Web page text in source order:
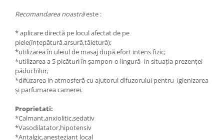
Recomandarea noastrăeste :
* aplicare directă pe locul afectat de pe
piele(înțepătură,arsură,tăietură);
*utilizarea în uleiul de masaj după efort intens fizic;
*utilizarea a 5 picături în șampon-o lingură- in situația prezenței
păduchilor;
*difuzarea in atmosferă cu ajutorul difuzorului pentru igienizarea
și parfumarea camerei.
Proprietati:
*Calmant,anxiolitic,sedativ
*Vasodilatator,hipotensiv
*Antalgic,anesteziant local